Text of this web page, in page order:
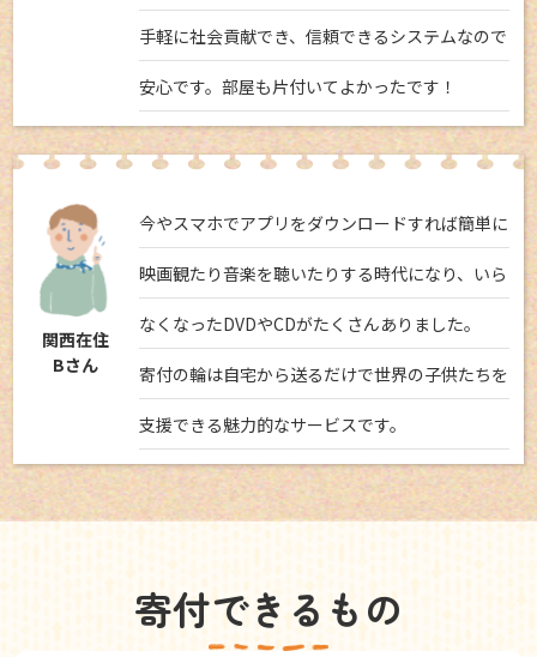
手軽に社会貢献でき、信頼できるシステムなので
安心です。部屋も片付いてよかったです！
関西在住
Bさん
今やスマホでアプリをダウンロードすれば簡単に
映画観たり音楽を聴いたりする時代になり、いら
なくなったDVDやCDがたくさんありました。
寄付の輪は自宅から送るだけで世界の子供たちを
支援できる魅力的なサービスです。
寄付できるもの